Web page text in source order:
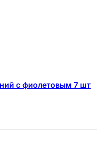
с фиолетовым 7 шт